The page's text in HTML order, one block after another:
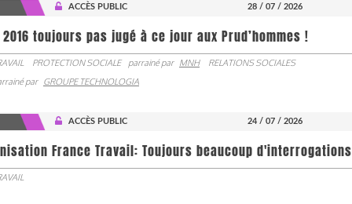
ACCÈS PUBLIC 28 / 07 / 2026
toujours pas jugé à ce jour aux Prud’hommes !
PROTECTION SOCIALE parrainé par MNH
RELATIONS SOCIALES
par GROUPE TECHNOLOGIA
ACCÈS PUBLIC 24 / 07 / 2026
France Travail: Toujours beaucoup d'interrogations